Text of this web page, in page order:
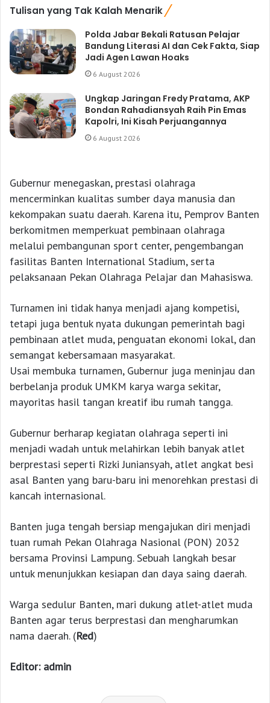
Tulisan yang Tak Kalah Menarik
Polda Jabar Bekali Ratusan Pelajar
Bandung Literasi AI dan Cek Fakta, Siap
Jadi Agen Lawan Hoaks
6 August 2026
Ungkap Jaringan Fredy Pratama, AKP
Bondan Rahadiansyah Raih Pin Emas
Kapolri, Ini Kisah Perjuangannya
6 August 2026
Gubernur menegaskan, prestasi olahraga
mencerminkan kualitas sumber daya manusia dan
kekompakan suatu daerah. Karena itu, Pemprov Banten
berkomitmen memperkuat pembinaan olahraga
melalui pembangunan sport center, pengembangan
fasilitas Banten International Stadium, serta
pelaksanaan Pekan Olahraga Pelajar dan Mahasiswa.
Turnamen ini tidak hanya menjadi ajang kompetisi,
tetapi juga bentuk nyata dukungan pemerintah bagi
pembinaan atlet muda, penguatan ekonomi lokal, dan
semangat kebersamaan masyarakat.
Usai membuka turnamen, Gubernur juga meninjau dan
berbelanja produk UMKM karya warga sekitar,
mayoritas hasil tangan kreatif ibu rumah tangga.
Gubernur berharap kegiatan olahraga seperti ini
menjadi wadah untuk melahirkan lebih banyak atlet
berprestasi seperti Rizki Juniansyah, atlet angkat besi
asal Banten yang baru-baru ini menorehkan prestasi di
kancah internasional.
Banten juga tengah bersiap mengajukan diri menjadi
tuan rumah Pekan Olahraga Nasional (PON) 2032
bersama Provinsi Lampung. Sebuah langkah besar
untuk menunjukkan kesiapan dan daya saing daerah.
Warga sedulur Banten, mari dukung atlet-atlet muda
Banten agar terus berprestasi dan mengharumkan
nama daerah. (Red)
Editor: admin